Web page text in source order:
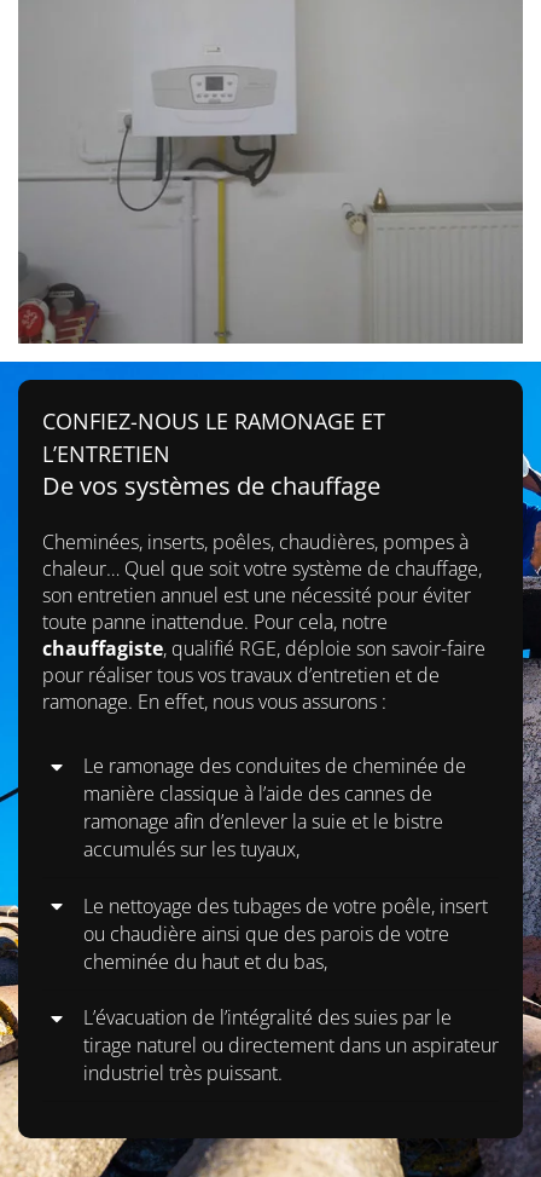
CONFIEZ-NOUS LE RAMONAGE ET
L’ENTRETIEN
De vos systèmes de chauffage
Cheminées, inserts, poêles, chaudières, pompes à
chaleur… Quel que soit votre système de chauffage,
son entretien annuel est une nécessité pour éviter
toute panne inattendue. Pour cela, notre
chauffagiste, qualifié RGE, déploie son savoir-faire
pour réaliser tous vos travaux d’entretien et de
ramonage. En effet, nous vous assurons :
Le ramonage des conduites de cheminée de
manière classique à l’aide des cannes de
ramonage afin d’enlever la suie et le bistre
accumulés sur les tuyaux,
Le nettoyage des tubages de votre poêle, insert
ou chaudière ainsi que des parois de votre
cheminée du haut et du bas,
L’évacuation de l’intégralité des suies par le
tirage naturel ou directement dans un aspirateur
industriel très puissant.